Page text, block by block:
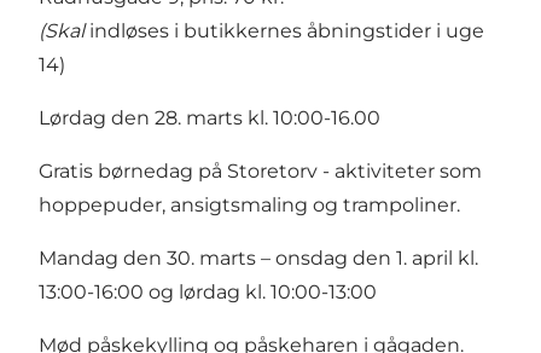
(Skalindløses i butikkernes åbningstider i uge
14)
Lørdag den 28. marts kl. 10:00-16.00
Gratis børnedag på Storetorv - aktiviteter som
hoppepuder, ansigtsmaling og trampoliner.
Mandag den 30. marts – onsdag den 1. april kl.
13:00-16:00 og lørdag kl. 10:00-13:00
Mød påskekylling og påskeharen i gågaden.